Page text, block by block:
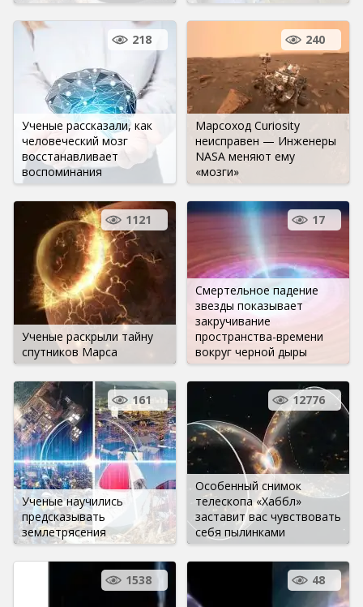
Ученые рассказали, как
человеческий мозг
восстанавливает
воспоминания
218
Марсоход Curiosity
неисправен — Инженеры
NASA меняют ему
«мозги»
240
Ученые раскрыли тайну
спутников Марса
1121
Смертельное падение
звезды показывает
закручивание
пространства-времени
вокруг черной дыры
17
Ученые научились
предсказывать
землетрясения
161
Особенный снимок
телескопа «Хаббл»
заставит вас чувствовать
себя пылинками
12776
1538 48